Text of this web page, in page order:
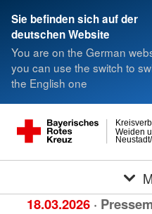
Sie befinden sich auf der
deutschen Website
You are on the German
you can use the switch to
the English one
Weiden
18.03.2026 ·